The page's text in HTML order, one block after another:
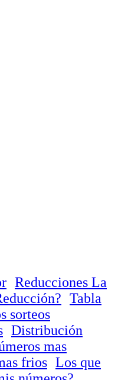
Reducciones La
Tabla
sorteos
Distribución
mas
frios Los que